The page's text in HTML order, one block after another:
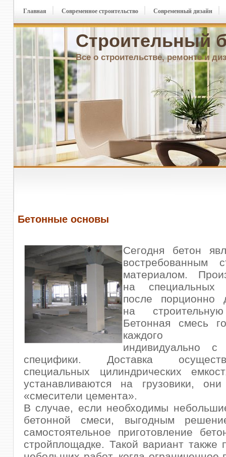
Строительный
Все о строительстве, ремонте и
Главная Современное строительство Современный дизайн
Бетонные основы
Сегодня бетон
востребованным
материалом.
на специальных
после порционно
на
Бетонная смесь
каждого
индивидуально
специфики. Доставка
специальных цилиндрических
устанавливаются на грузовики,
«смесители цемента».
В случае, если необходимы
бетонной смеси, выгодным
самостоятельное приготовление
стройплощадке. Такой вариант также